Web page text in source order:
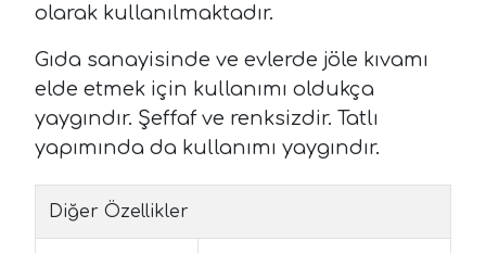
olarak kullanılmaktadır.
Gıda sanayisinde ve evlerde jöle kıvamı
elde etmek için kullanımı oldukça
yaygındır. Şeffaf ve renksizdir. Tatlı
yapımında da kullanımı yaygındır.
Diğer Özellikler